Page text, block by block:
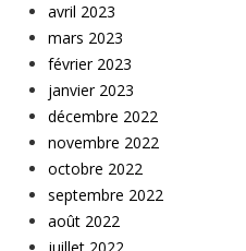
avril 2023
mars 2023
février 2023
janvier 2023
décembre 2022
novembre 2022
octobre 2022
septembre 2022
août 2022